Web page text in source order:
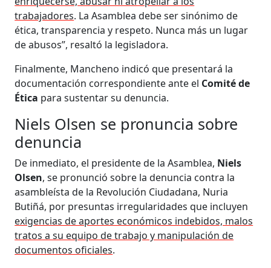
trabajadores. La Asamblea debe ser sinónimo de
ética, transparencia y respeto. Nunca más un lugar
de abusos”, resaltó la legisladora.
Finalmente, Mancheno indicó que presentará la
documentación correspondiente ante el Comité de
Ética para sustentar su denuncia.
Niels Olsen se pronuncia sobre
denuncia
De inmediato, el presidente de la Asamblea, Niels
Olsen, se pronunció sobre la denuncia contra la
asambleísta de la Revolución Ciudadana, Nuria
Butiñá, por presuntas irregularidades que incluyen
exigencias de aportes económicos indebidos, malos
tratos a su equipo de trabajo y manipulación de
documentos oficiales.